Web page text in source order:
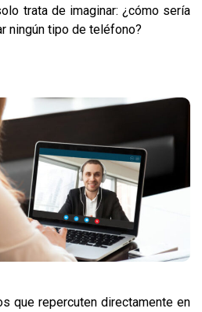
trata de imaginar: ¿cómo sería
ningún tipo de teléfono?
que repercuten directamente en